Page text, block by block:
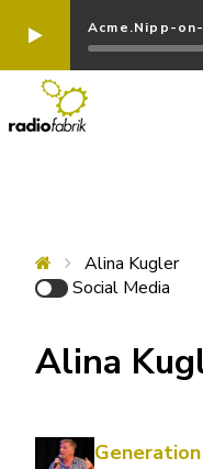
Acme.Nipp-
Alina Kugler
Social Media
Alina